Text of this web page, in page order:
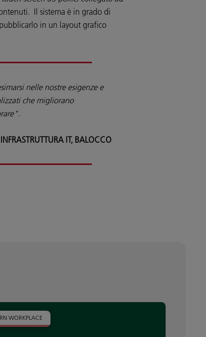
Il sistema è in grado di
in un layout grafico
nelle nostre esigenze e
che migliorano
IT, BALOCCO
WORKPLACE